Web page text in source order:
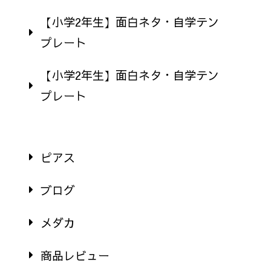
【小学2年生】面白ネタ・自学テン
プレート
【小学2年生】面白ネタ・自学テン
プレート
ピアス
ブログ
メダカ
商品レビュー